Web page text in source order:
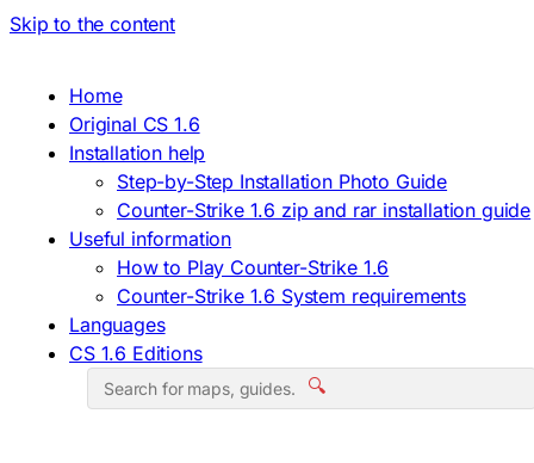
Skip to the content
Home
Original CS 1.6
Installation help
Step-by-Step Installation Photo Guide
Counter-Strike 1.6 zip and rar installation guide
Useful information
How to Play Counter-Strike 1.6
Counter-Strike 1.6 System requirements
Languages
CS 1.6 Editions
🔍